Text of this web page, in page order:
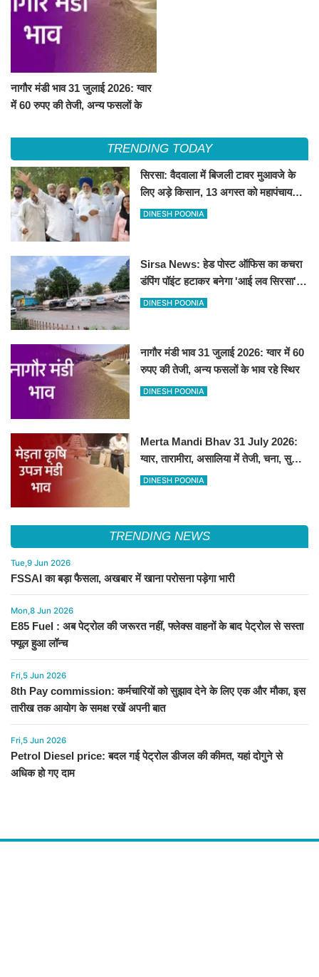
नागौर मंडी भाव 31 जुलाई 2026: ग्वार
में 60 रुपए की तेजी, अन्य फसलों के
TRENDING TODAY
सिरसा: वैदवाला में बिजली टावर मुआवजे के
लिए अड़े किसान, 13 अगस्त को महापंचायत
का ऐलान
DINESH POONIA
Sirsa News: हेड पोस्ट ऑफिस का कचरा
डंपिंग पॉइंट हटाकर बनेगा 'आई लव सिरसा'
सेल्फी पॉइंट
DINESH POONIA
नागौर मंडी भाव 31 जुलाई 2026: ग्वार में 60
रुपए की तेजी, अन्य फसलों के भाव रहे स्थिर
DINESH POONIA
Merta Mandi Bhav 31 July 2026:
ग्वार, तारामीरा, असालिया में तेजी, चना, सुवा,
रायड़ा मंदे बिके
DINESH POONIA
TRENDING NEWS
Tue,9 Jun 2026
FSSAI का बड़ा फैसला, अखबार में खाना परोसना पड़ेगा भारी
Mon,8 Jun 2026
E85 Fuel : अब पेट्रोल की जरूरत नहीं, फ्लेक्स वाहनों के बाद पेट्रोल से सस्ता
फ्यूल हुआ लॉन्च
Fri,5 Jun 2026
8th Pay commission: कर्मचारियों को सुझाव देने के लिए एक और मौका, इस
तारीख तक आयोग के समक्ष रखें अपनी बात
Fri,5 Jun 2026
Petrol Diesel price: बदल गई पेट्रोल डीजल की कीमत, यहां दोगुने से
अधिक हो गए दाम